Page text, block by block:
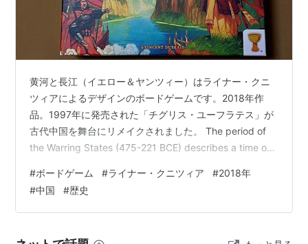
もってグループを卒業
噴火警戒レベルを3に引き上げ
1月26日
仮想通貨取引所のコインチェック、不正アクセスに
1月31日
の掲載を条件つきで解禁
黄河と長江（イエロー＆ヤンツィー）はライナー・クニ
ツィアによるデザインのボードゲームです。2018年作
品。1997年に発売された「チグリス・ユーフラテス」が
古代中国を舞台にリメイクされました。 The period of
the Warring States (475-221 BCE) describes a time of
Yan, Han, Wei, and Zhao. These states were finally
unified in 221 BCE under the Q…
#ボードゲーム #ライナー・クニツィア #2018年
#中国 #歴史